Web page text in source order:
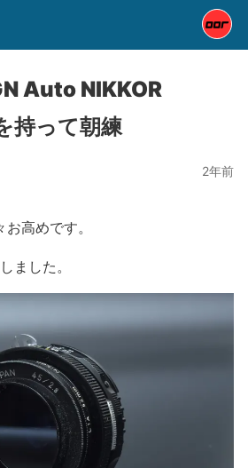
Auto NIKKOR
持って朝練
2年前
高めです。
ました。